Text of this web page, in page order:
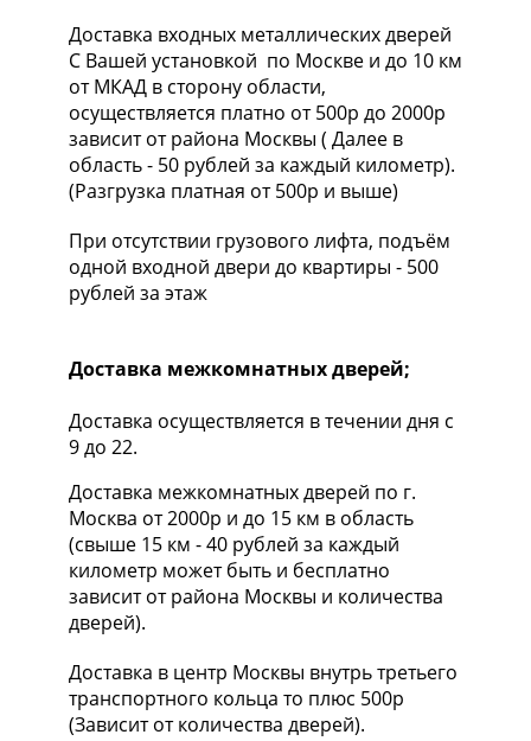
Доставка входных металлических дверей
С Вашей установкой по Москве и до 10 км
от МКАД в сторону области,
осуществляется платно от 500р до 2000р
зависит от района Москвы ( Далее в
область - 50 рублей за каждый километр).
(Разгрузка платная от 500р и выше)
При отсутствии грузового лифта, подъём
одной входной двери до квартиры - 500
рублей за этаж
Доставка межкомнатных дверей;
Доставка осуществляется в течении дня с
9 до 22.
Доставка межкомнатных дверей по г.
Москва от 2000р и до 15 км в область
(свыше 15 км - 40 рублей за каждый
километр может быть и бесплатно
зависит от района Москвы и количества
дверей).
Доставка в центр Москвы внутрь третьего
транспортного кольца то плюс 500р
(Зависит от количества дверей).